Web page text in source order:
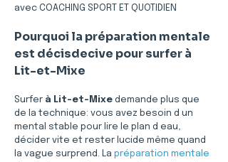
avec COACHING SPORT ET QUOTIDIEN
Pourquoi la préparation mentale
est décisdecive pour surfer à
Lit-et-Mixe
Surfer à Lit-et-Mixe demande plus que
de la technique: vous avez besoin d un
mental stable pour lire le plan d eau,
décider vite et rester lucide même quand
la vague surprend. La préparation mentale